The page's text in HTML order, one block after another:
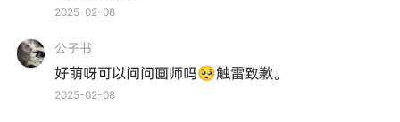
2025-02-08
公子书
好萌呀可以问问画师吗🥺触雷致歉。
2025-02-08